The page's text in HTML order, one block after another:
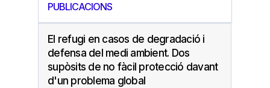
PUBLICACIONS
El refugi en casos de degradació i
defensa del medi ambient. Dos
supòsits de no fàcil protecció davant
d'un problema global